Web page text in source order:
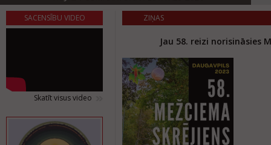
SACENSĪBU VIDEO
Skatīt visus video
ZIŅAS
Jau 58. reizi norisināsies